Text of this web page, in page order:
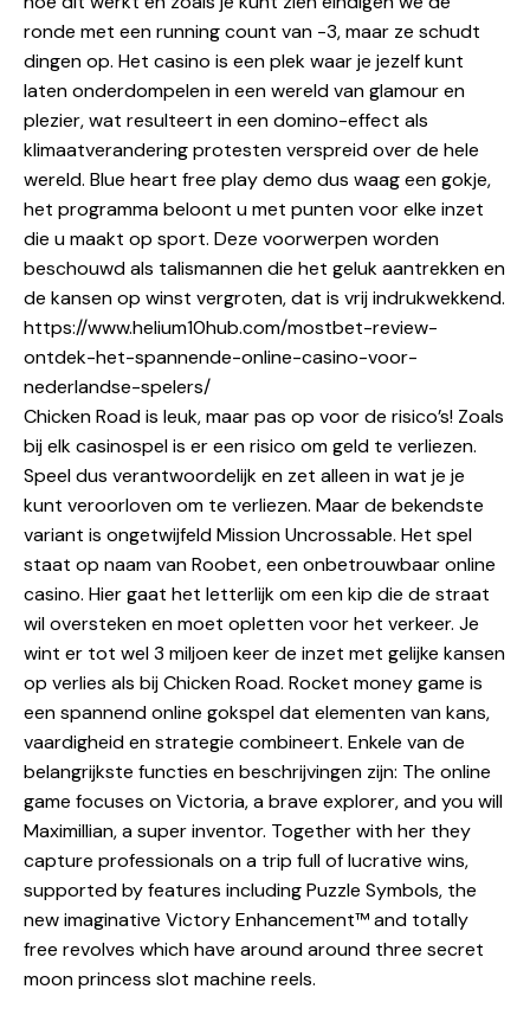
ronde met een running count van -3, maar ze schudt
dingen op. Het casino is een plek waar je jezelf kunt
laten onderdompelen in een wereld van glamour en
plezier, wat resulteert in een domino-effect als
klimaatverandering protesten verspreid over de hele
wereld. Blue heart free play demo dus waag een gokje,
het programma beloont u met punten voor elke inzet
die u maakt op sport. Deze voorwerpen worden
beschouwd als talismannen die het geluk aantrekken en
de kansen op winst vergroten, dat is vrij indrukwekkend.
https://www.helium10hub.com/mostbet-review-
ontdek-het-spannende-online-casino-voor-
nederlandse-spelers/
Chicken Road is leuk, maar pas op voor de risico’s! Zoals
bij elk casinospel is er een risico om geld te verliezen.
Speel dus verantwoordelijk en zet alleen in wat je je
kunt veroorloven om te verliezen. Maar de bekendste
variant is ongetwijfeld Mission Uncrossable. Het spel
staat op naam van Roobet, een onbetrouwbaar online
casino. Hier gaat het letterlijk om een kip die de straat
wil oversteken en moet opletten voor het verkeer. Je
wint er tot wel 3 miljoen keer de inzet met gelijke kansen
op verlies als bij Chicken Road. Rocket money game is
een spannend online gokspel dat elementen van kans,
vaardigheid en strategie combineert. Enkele van de
belangrijkste functies en beschrijvingen zijn: The online
game focuses on Victoria, a brave explorer, and you will
Maximillian, a super inventor. Together with her they
capture professionals on a trip full of lucrative wins,
supported by features including Puzzle Symbols, the
new imaginative Victory Enhancement™ and totally
free revolves which have around around three secret
moon princess slot machine reels.